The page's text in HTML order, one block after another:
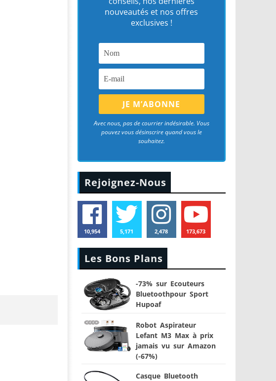
nouveautés et nos offres
exclusives !
Avec nous, pas de courrier indésirable. Vous
pouvez vous désinscrire quand vous le
souhaitez.
Rejoignez-Nous
10,954 5,171 2,478 173,673
Les Bons Plans
-73% sur Ecouteurs
Bluetoothpour Sport
Hupoaf
Robot Aspirateur
Lefant M3 Max à prix
jamais vu sur Amazon
(-67%)
Casque Bluetooth